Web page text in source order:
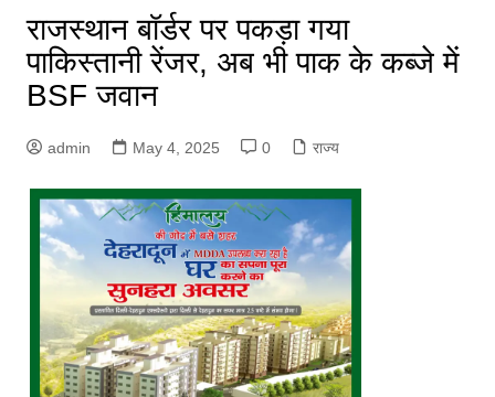
राजस्थान बॉर्डर पर पकड़ा गया
पाकिस्तानी रेंजर, अब भी पाक के कब्जे में
BSF जवान
admin May 4, 2025 0 राज्य